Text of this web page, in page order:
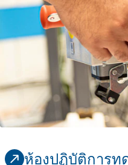
ห้องปฏิบัติการท